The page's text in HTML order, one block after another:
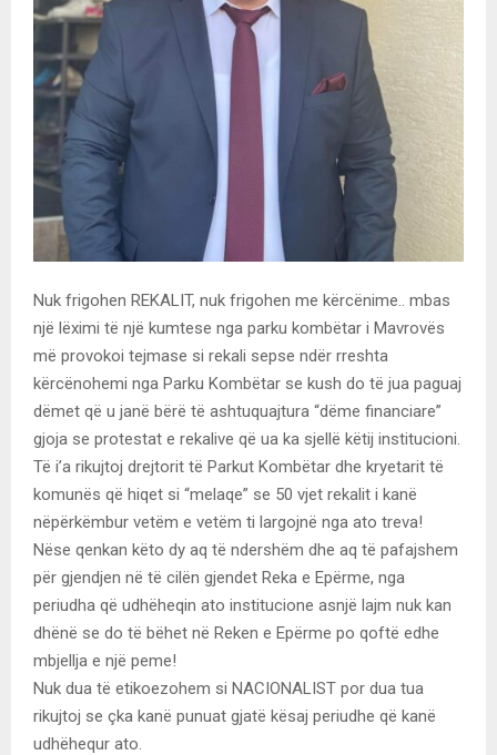
Nuk frigohen REKALIT, nuk frigohen me kërcënime.. mbas
një lëximi të një kumtese nga parku kombëtar i Mavrovës
më provokoi tejmase si rekali sepse ndër rreshta
kërcënohemi nga Parku Kombëtar se kush do të jua paguaj
dëmet që u janë bërë të ashtuquajtura “dëme financiare”
gjoja se protestat e rekalive që ua ka sjellë këtij institucioni.
Të i’a rikujtoj drejtorit të Parkut Kombëtar dhe kryetarit të
komunës që hiqet si “melaqe” se 50 vjet rekalit i kanë
nëpërkëmbur vetëm e vetëm ti largojnë nga ato treva!
Nëse qenkan këto dy aq të ndershëm dhe aq të pafajshem
për gjendjen në të cilën gjendet Reka e Epërme, nga
periudha që udhëheqin ato institucione asnjë lajm nuk kan
dhënë se do të bëhet në Reken e Epërme po qoftë edhe
mbjellja e një peme!
Nuk dua të etikoezohem si NACIONALIST por dua tua
rikujtoj se çka kanë punuat gjatë kësaj periudhe që kanë
udhëhequr ato.